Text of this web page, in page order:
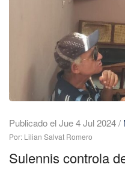
Publicado el Jue 4 Jul 2024/
Por: Lilian Salvat Romero
Sulennis controla